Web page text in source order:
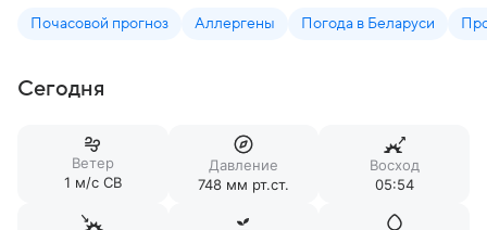
Почасовой прогноз Аллергены Погода в Беларуси
Сегодня
Ветер
1 м/c СВ
Давление
748 мм рт.ст.
Восход
05:54